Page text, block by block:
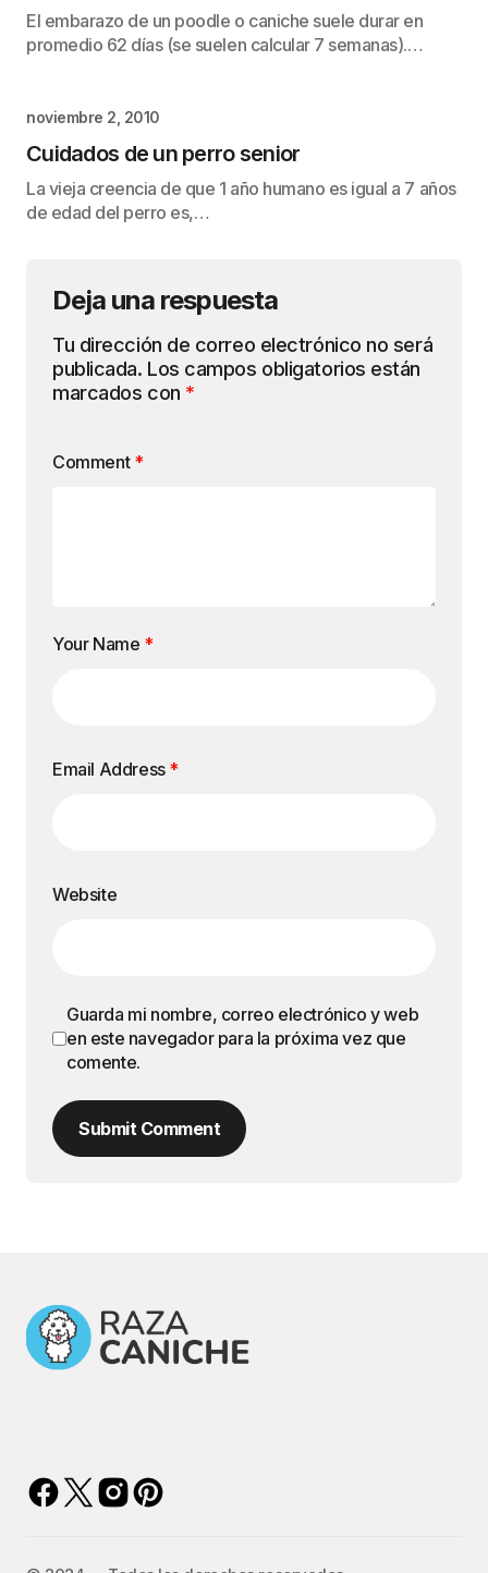
El embarazo de un poodle o caniche suele durar en
promedio 62 días (se suelen calcular 7 semanas).…
noviembre 2, 2010
Cuidados de un perro senior
La vieja creencia de que 1 año humano es igual a 7 años
de edad del perro es,…
Deja una respuesta
Tu dirección de correo electrónico no será
publicada. Los campos obligatorios están
marcados con *
Comment *
Your Name *
Email Address *
Website
Guarda mi nombre, correo electrónico y web
en este navegador para la próxima vez que
comente.
Submit Comment